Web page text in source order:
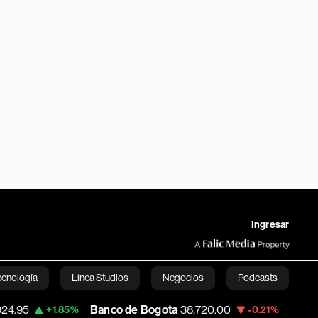
Ingresar
Línea Studios Negocios Podcasts
English
+1.85% Banco de Bogota 38,720.00 -0.21% Apple